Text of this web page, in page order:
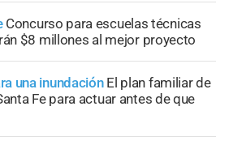
Concurso para escuelas técnicas
$8 millones al mejor proyecto
una inundación El plan familiar de
Fe para actuar antes de que